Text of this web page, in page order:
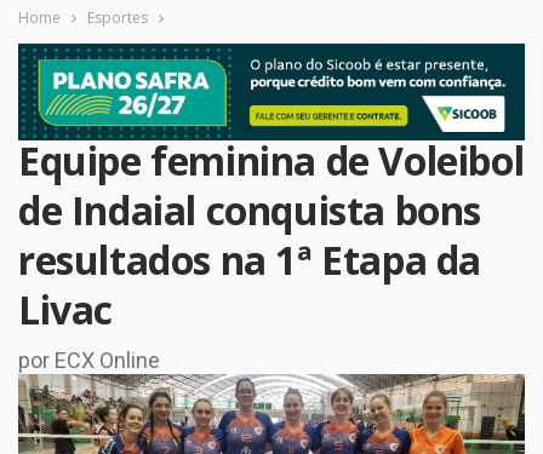
Home Esportes
Equipe feminina de Voleibol
de Indaial conquista bons
resultados na 1ª Etapa da
Livac
por ECX Online